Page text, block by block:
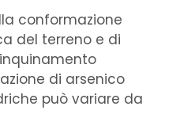
conformazione
del terreno e di
di arsenico
può variare da